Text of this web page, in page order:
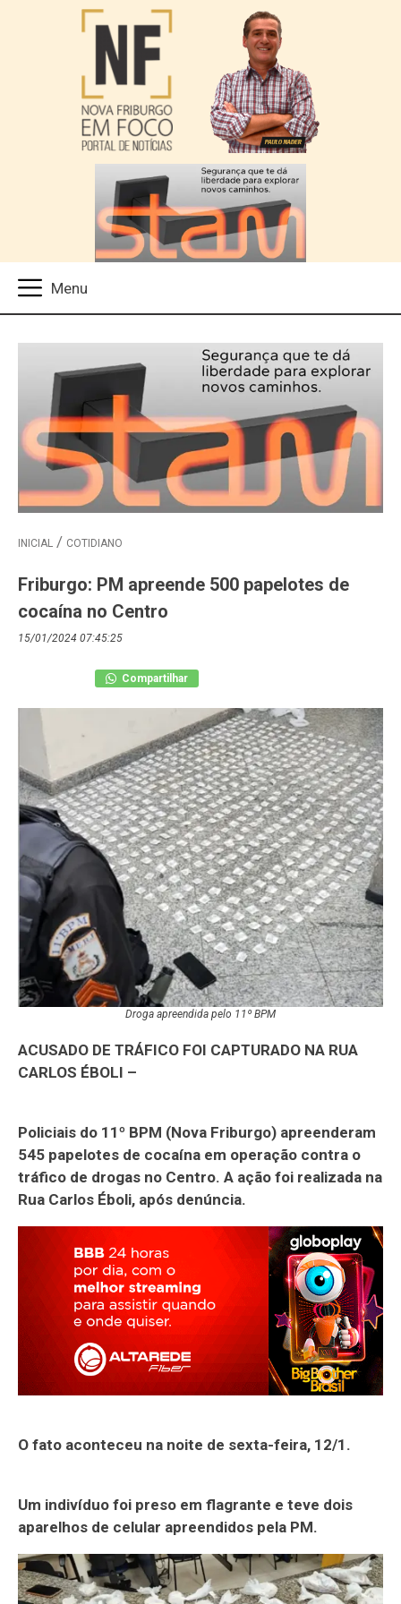
INICIAL COTIDIANO
Friburgo: PM apreende 500 papelotes de
cocaína no Centro
15/01/2024 07:45:25
Compartilhar
Droga apreendida pelo 11º BPM
ACUSADO DE TRÁFICO FOI CAPTURADO NA RUA
CARLOS ÉBOLI –
Policiais do 11º BPM (Nova Friburgo) apreenderam
545 papelotes de cocaína em operação contra o
tráfico de drogas no Centro. A ação foi realizada na
Rua Carlos Éboli, após denúncia.
O fato aconteceu na noite de sexta-feira, 12/1.
Um indivíduo foi preso em flagrante e teve dois
aparelhos de celular apreendidos pela PM.